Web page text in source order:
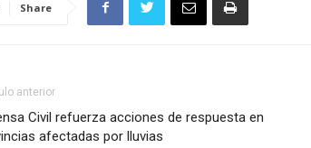
Share
anterior
Civil refuerza acciones de respuesta en
afectadas por lluvias